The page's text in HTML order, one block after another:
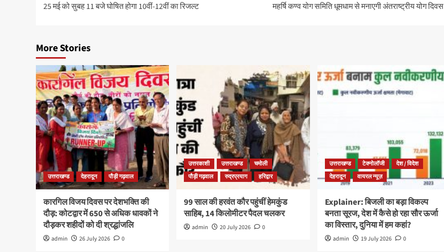
25 मई को सुबह 11 बजे घोषित होगा 10वीं-12वीं का रिजल्ट
महर्षि कण्व योग समिति धूमधाम से मनाएगी अंतराष्ट्रीय योग दिवस
More Stories
उत्तराखण्ड देहरादून पौड़ी गढ़वाल
कारगिल विजय दिवस पर देशभक्ति की
दौड़: कोटद्वार में 650 से अधिक धावकों ने
दौड़कर शहीदों को दी श्रद्धांजलि
admin 26 July 2026 0
उत्तरकाशी उत्तराखण्ड
चमोली
पौड़ी गढ़वाल
रुद्रप्रयाग हरिद्वार
99 साल की हरवंत कौर पहुंचीं हेमकुंड
साहिब, 14 किलोमीटर पैदल चलकर
admin 20 July 2026 0
उत्तराखण्ड टेक्नोलॉजी
देश / विदेश
देहरादून
वायरल न्यूज़
Explainer: बिजली का बड़ा विकल्प
बनता सूरज, देश में कैसे हो रहा सौर ऊर्जा
का विस्तार, दुनिया में हम कहां?
admin 19 July 2026 0